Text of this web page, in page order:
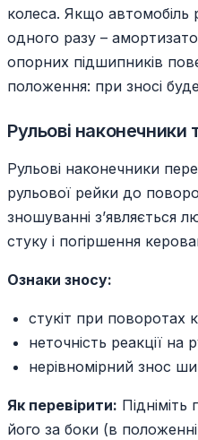
колеса. Якщо автомобіль
одного разу –
опорних підшипників
положення: при зносі
Рульові наконечники
Рульові наконечники
рульової рейки до
зношуванні з’являється
стуку і погіршення
Ознаки зносу:
стукіт при поворотах
неточність реакції на
нерівномірний знос
Як перевірити:
його за боки (в